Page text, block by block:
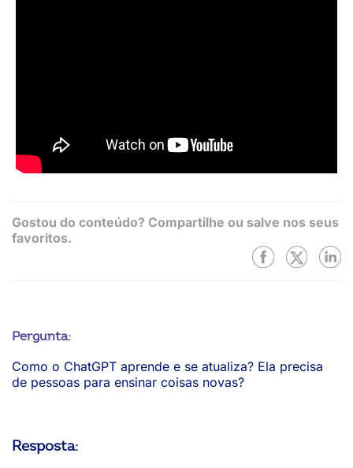
Gostou do conteúdo? Compartilhe ou salve nos seus
favoritos.
Pergunta:
Como o ChatGPT aprende e se atualiza? Ela precisa
de pessoas para ensinar coisas novas?
Resposta: